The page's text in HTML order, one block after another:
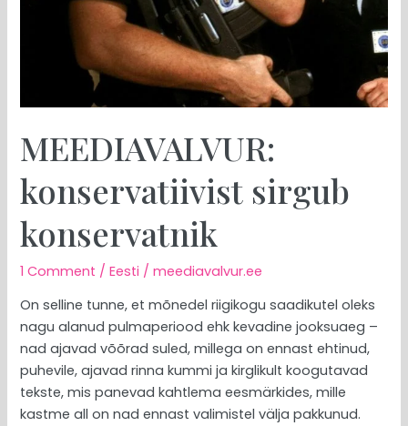
MEEDIAVALVUR:
konservatiivist sirgub
konservatnik
1 Comment /Eesti /meediavalvur.ee
On selline tunne, et mõnedel riigikogu saadikutel oleks
nagu alanud pulmaperiood ehk kevadine jooksuaeg –
nad ajavad võõrad suled, millega on ennast ehtinud,
puhevile, ajavad rinna kummi ja kirglikult koogutavad
tekste, mis panevad kahtlema eesmärkides, mille
kastme all on nad ennast valimistel välja pakkunud.